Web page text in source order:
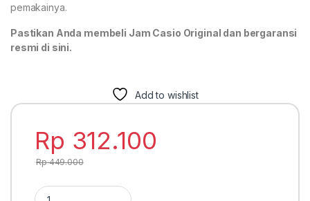
pemakainya.
Pastikan Anda membeli Jam Casio Original dan bergaransi
resmi di sini.
Add to wishlist
Rp 312.100
Rp449.000
Casio Standard LQ-139L-4B quantity